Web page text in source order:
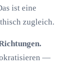
ist eine
zugleich.
—